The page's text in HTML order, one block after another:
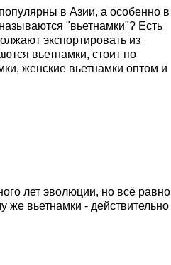
в Азии, а особенно в
"вьетнамки"? Есть
экспортировать из
вьетнамки, стоит по
женские вьетнамки оптом и
лет эволюции, но всё равно
же вьетнамки - действительно